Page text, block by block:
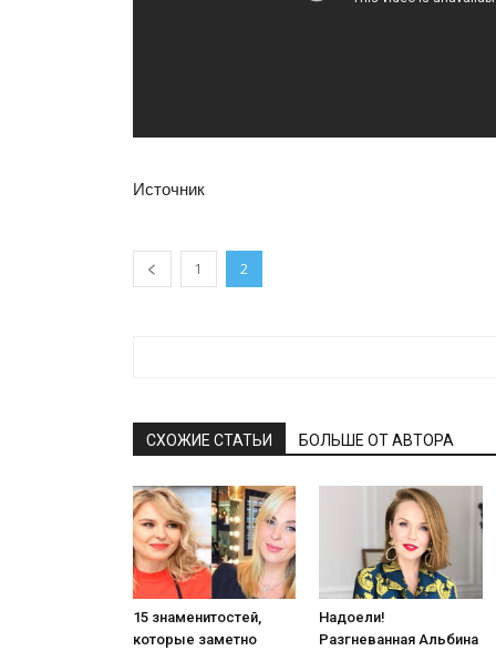
Источник
1 2
СХОЖИЕ СТАТЬИ БОЛЬШЕ ОТ АВТОРА
15 знаменитостей,
которые заметно
Надоели!
Разгневанная Альбина